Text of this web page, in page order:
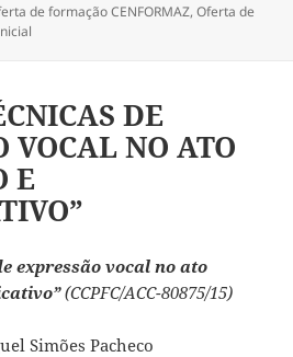
de formação CENFORMAZ,Oferta de
DE
VOCAL NO ATO
E
expressão vocal no ato
(CCPFC/ACC-80875/15)
Simões Pacheco